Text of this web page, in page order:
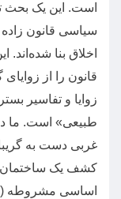
است. این یک
سیاسی قانون
اخلاق بنا شده‌اند.
قانون را از
زوایا و تفاسیر
طبیعی» است. ما
غربی دست به
کشف یک ساختمان
اساسی مشروطه (